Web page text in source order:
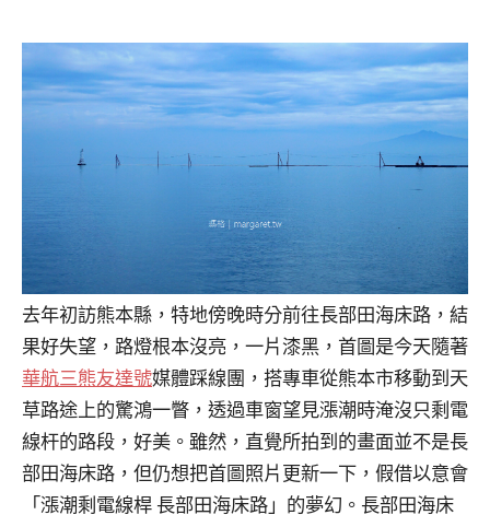
去年初訪熊本縣，特地傍晚時分前往長部田海床路，結
果好失望，路燈根本沒亮，一片漆黑，首圖是今天隨著
華航三熊友達號媒體踩線團，搭專車從熊本市移動到天
草路途上的驚鴻一瞥，透過車窗望見漲潮時淹沒只剩電
線杆的路段，好美。雖然，直覺所拍到的畫面並不是長
部田海床路，但仍想把首圖照片更新一下，假借以意會
「漲潮剩電線桿 長部田海床路」的夢幻。長部田海床